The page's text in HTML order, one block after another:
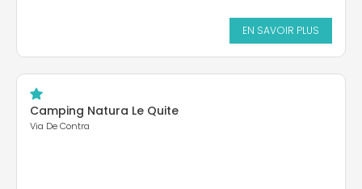
EN SAVOIR PLUS
Camping Natura Le Quite
Via De Contra